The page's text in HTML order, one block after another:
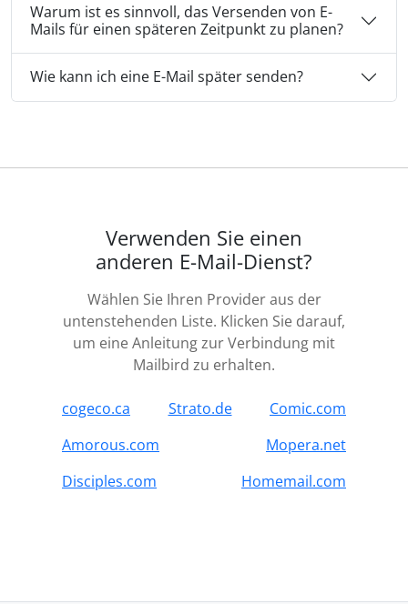
Warum ist es sinnvoll, das Versenden von E-
Mails für einen späteren Zeitpunkt zu planen?
Wie kann ich eine E-Mail später senden?
Verwenden Sie einen
anderen E-Mail-Dienst?
Wählen Sie Ihren Provider aus der
untenstehenden Liste. Klicken Sie darauf,
um eine Anleitung zur Verbindung mit
Mailbird zu erhalten.
cogeco.ca Strato.de
Comic.com
Amorous.com
Mopera.net
Disciples.com
Homemail.com